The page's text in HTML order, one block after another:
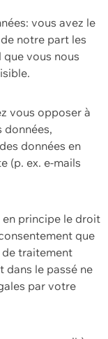
vous avez le
notre part les
vous nous
vous opposer à
données en
(p. ex. e-mails
principe le droit
que
de traitement
dans le passé ne
par votre